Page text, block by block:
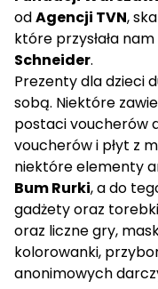
odAgencji TVN,
które przysłała
Schneider.
Prezenty dla dzieci
sobą. Niektóre
postaci voucherów
voucherów i płyt z
niektóre elementy
Bum Rurki, a do
gadżety oraz
oraz liczne gry,
kolorowanki,
anonimowych